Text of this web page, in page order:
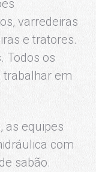
varredeiras
e tratores.
Todos os
em
as equipes
com
sabão.